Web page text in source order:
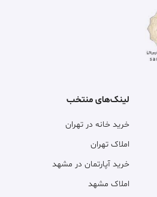
لینک‌های منتخب
خرید خانه در تهران
املاک تهران
خرید آپارتمان در مشهد
املاک مشهد